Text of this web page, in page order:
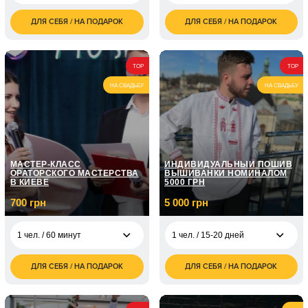
1 000
грн
ДЛЯ СЕБЯ / НА ПОДАРОК
6 чел. / от 1 до 2
часов/200 шаров
грн
6 чел. / от 1 до 2
часов/400 шаров
5 400
грн
ДЛЯ СЕБЯ / НА ПОДАРОК
TOP
НА СВАДЬБУ
МАСТЕР-КЛАСС
ОРАТОРСКОГО МАСТЕРСТВА
В КИЕВЕ
700 грн
1 чел. / 60 минут
грн
1 чел. / Курс
ДЛЯ СЕБЯ / НА ПОДАРОК
TOP
НА СВАДЬБУ
ИНДИВИДУАЛЬНЫЙ ПОШИВ
ВЫШИВАНКИ НОМИНАЛОМ
5000 ГРН
5 000 грн
1 чел. / 15-20 дней
5 000
грн
1 чел. / 15-20 дней
8 000
ДЛЯ СЕБЯ / НА ПОДАРОК